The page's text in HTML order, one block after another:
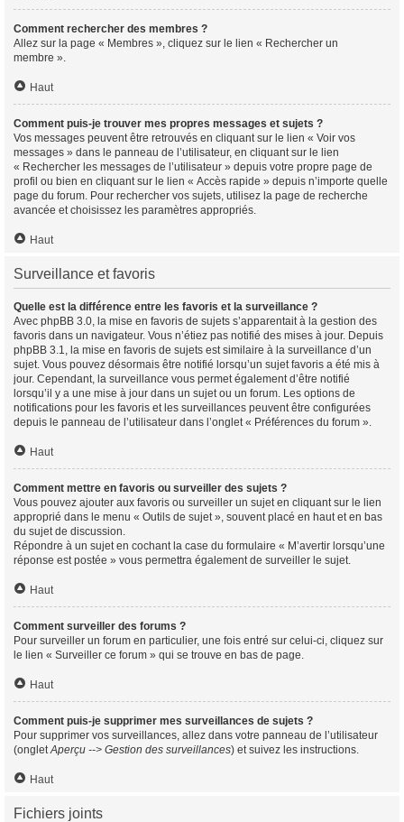
Comment rechercher des membres ?
Allez sur la page « Membres », cliquez sur le lien « Rechercher un
membre ».
Haut
Comment puis-je trouver mes propres messages et sujets ?
Vos messages peuvent être retrouvés en cliquant sur le lien « Voir vos
messages » dans le panneau de l’utilisateur, en cliquant sur le lien
« Rechercher les messages de l’utilisateur » depuis votre propre page de
profil ou bien en cliquant sur le lien « Accès rapide » depuis n’importe quelle
page du forum. Pour rechercher vos sujets, utilisez la page de recherche
avancée et choisissez les paramètres appropriés.
Haut
Surveillance et favoris
Quelle est la différence entre les favoris et la surveillance ?
Avec phpBB 3.0, la mise en favoris de sujets s’apparentait à la gestion des
favoris dans un navigateur. Vous n’étiez pas notifié des mises à jour. Depuis
phpBB 3.1, la mise en favoris de sujets est similaire à la surveillance d’un
sujet. Vous pouvez désormais être notifié lorsqu’un sujet favoris a été mis à
jour. Cependant, la surveillance vous permet également d’être notifié
lorsqu’il y a une mise à jour dans un sujet ou un forum. Les options de
notifications pour les favoris et les surveillances peuvent être configurées
depuis le panneau de l’utilisateur dans l’onglet « Préférences du forum ».
Haut
Comment mettre en favoris ou surveiller des sujets ?
Vous pouvez ajouter aux favoris ou surveiller un sujet en cliquant sur le lien
approprié dans le menu « Outils de sujet », souvent placé en haut et en bas
du sujet de discussion.
Répondre à un sujet en cochant la case du formulaire « M’avertir lorsqu’une
réponse est postée » vous permettra également de surveiller le sujet.
Haut
Comment surveiller des forums ?
Pour surveiller un forum en particulier, une fois entré sur celui-ci, cliquez sur
le lien « Surveiller ce forum » qui se trouve en bas de page.
Haut
Comment puis-je supprimer mes surveillances de sujets ?
Pour supprimer vos surveillances, allez dans votre panneau de l’utilisateur
(ongletAperçu --> Gestion des surveillances) et suivez les instructions.
Haut
Fichiers joints